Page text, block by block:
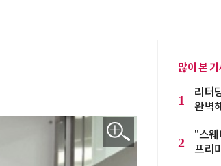
많이 본 기
1
리터
완벽
2
"스웨
프리